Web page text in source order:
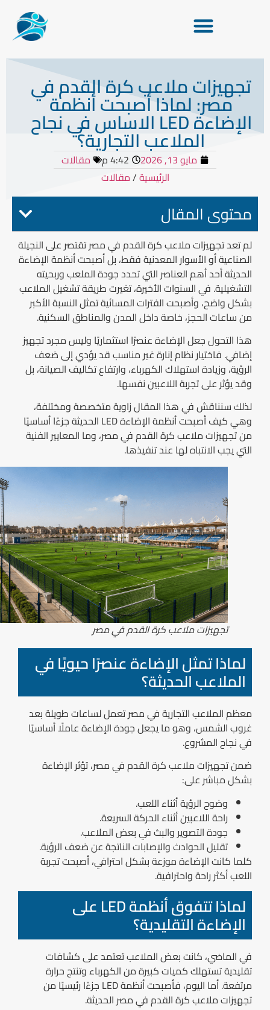
تجهيزات ملاعب كرة القدم في
مصر: لماذا أصبحت أنظمة
الإضاءة LED الاساس في نجاح
الملاعب التجارية؟
مايو 13, 2026 4:42 م
مقالات
الرئيسية/مقالات
محتوى المقال
لم تعد تجهيزات ملاعب كرة القدم في مصر تقتصر على النجيلة
الصناعية أو الأسوار المعدنية فقط، بل أصبحت أنظمة الإضاءة
الحديثة أحد أهم العناصر التي تحدد جودة الملعب وربحيته
التشغيلية. في السنوات الأخيرة، تغيرت طريقة تشغيل الملاعب
بشكل واضح، وأصبحت الفترات المسائية تمثل النسبة الأكبر
من ساعات الحجز، خاصة داخل المدن والمناطق السكنية.
هذا التحول جعل الإضاءة عنصرًا استثماريًا وليس مجرد تجهيز
إضافي. فاختيار نظام إنارة غير مناسب قد يؤدي إلى ضعف
الرؤية، وزيادة استهلاك الكهرباء، وارتفاع تكاليف الصيانة، بل
وقد يؤثر على تجربة اللاعبين نفسها.
لذلك سنناقش في هذا المقال زاوية متخصصة ومختلفة،
وهي كيف أصبحت أنظمة الإضاءة LED الحديثة جزءًا أساسيًا
من تجهيزات ملاعب كرة القدم في مصر، وما المعايير الفنية
التي يجب الانتباه لها عند تنفيذها.
تجهيزات ملاعب كرة القدم في مصر
لماذا تمثل الإضاءة عنصرًا حيويًا في
الملاعب الحديثة؟
معظم الملاعب التجارية في مصر تعمل لساعات طويلة بعد
غروب الشمس، وهو ما يجعل جودة الإضاءة عاملًا أساسيًا
في نجاح المشروع.
ضمن تجهيزات ملاعب كرة القدم في مصر، تؤثر الإضاءة
بشكل مباشر على:
وضوح الرؤية أثناء اللعب.
راحة اللاعبين أثناء الحركة السريعة.
جودة التصوير والبث في بعض الملاعب.
تقليل الحوادث والإصابات الناتجة عن ضعف الرؤية.
كلما كانت الإضاءة موزعة بشكل احترافي، أصبحت تجربة
اللعب أكثر راحة واحترافية.
لماذا تتفوق أنظمة LED على
الإضاءة التقليدية؟
في الماضي، كانت بعض الملاعب تعتمد على كشافات
تقليدية تستهلك كميات كبيرة من الكهرباء وتنتج حرارة
مرتفعة. أما اليوم، فأصبحت أنظمة LED جزءًا رئيسيًا من
تجهيزات ملاعب كرة القدم في مصر الحديثة.